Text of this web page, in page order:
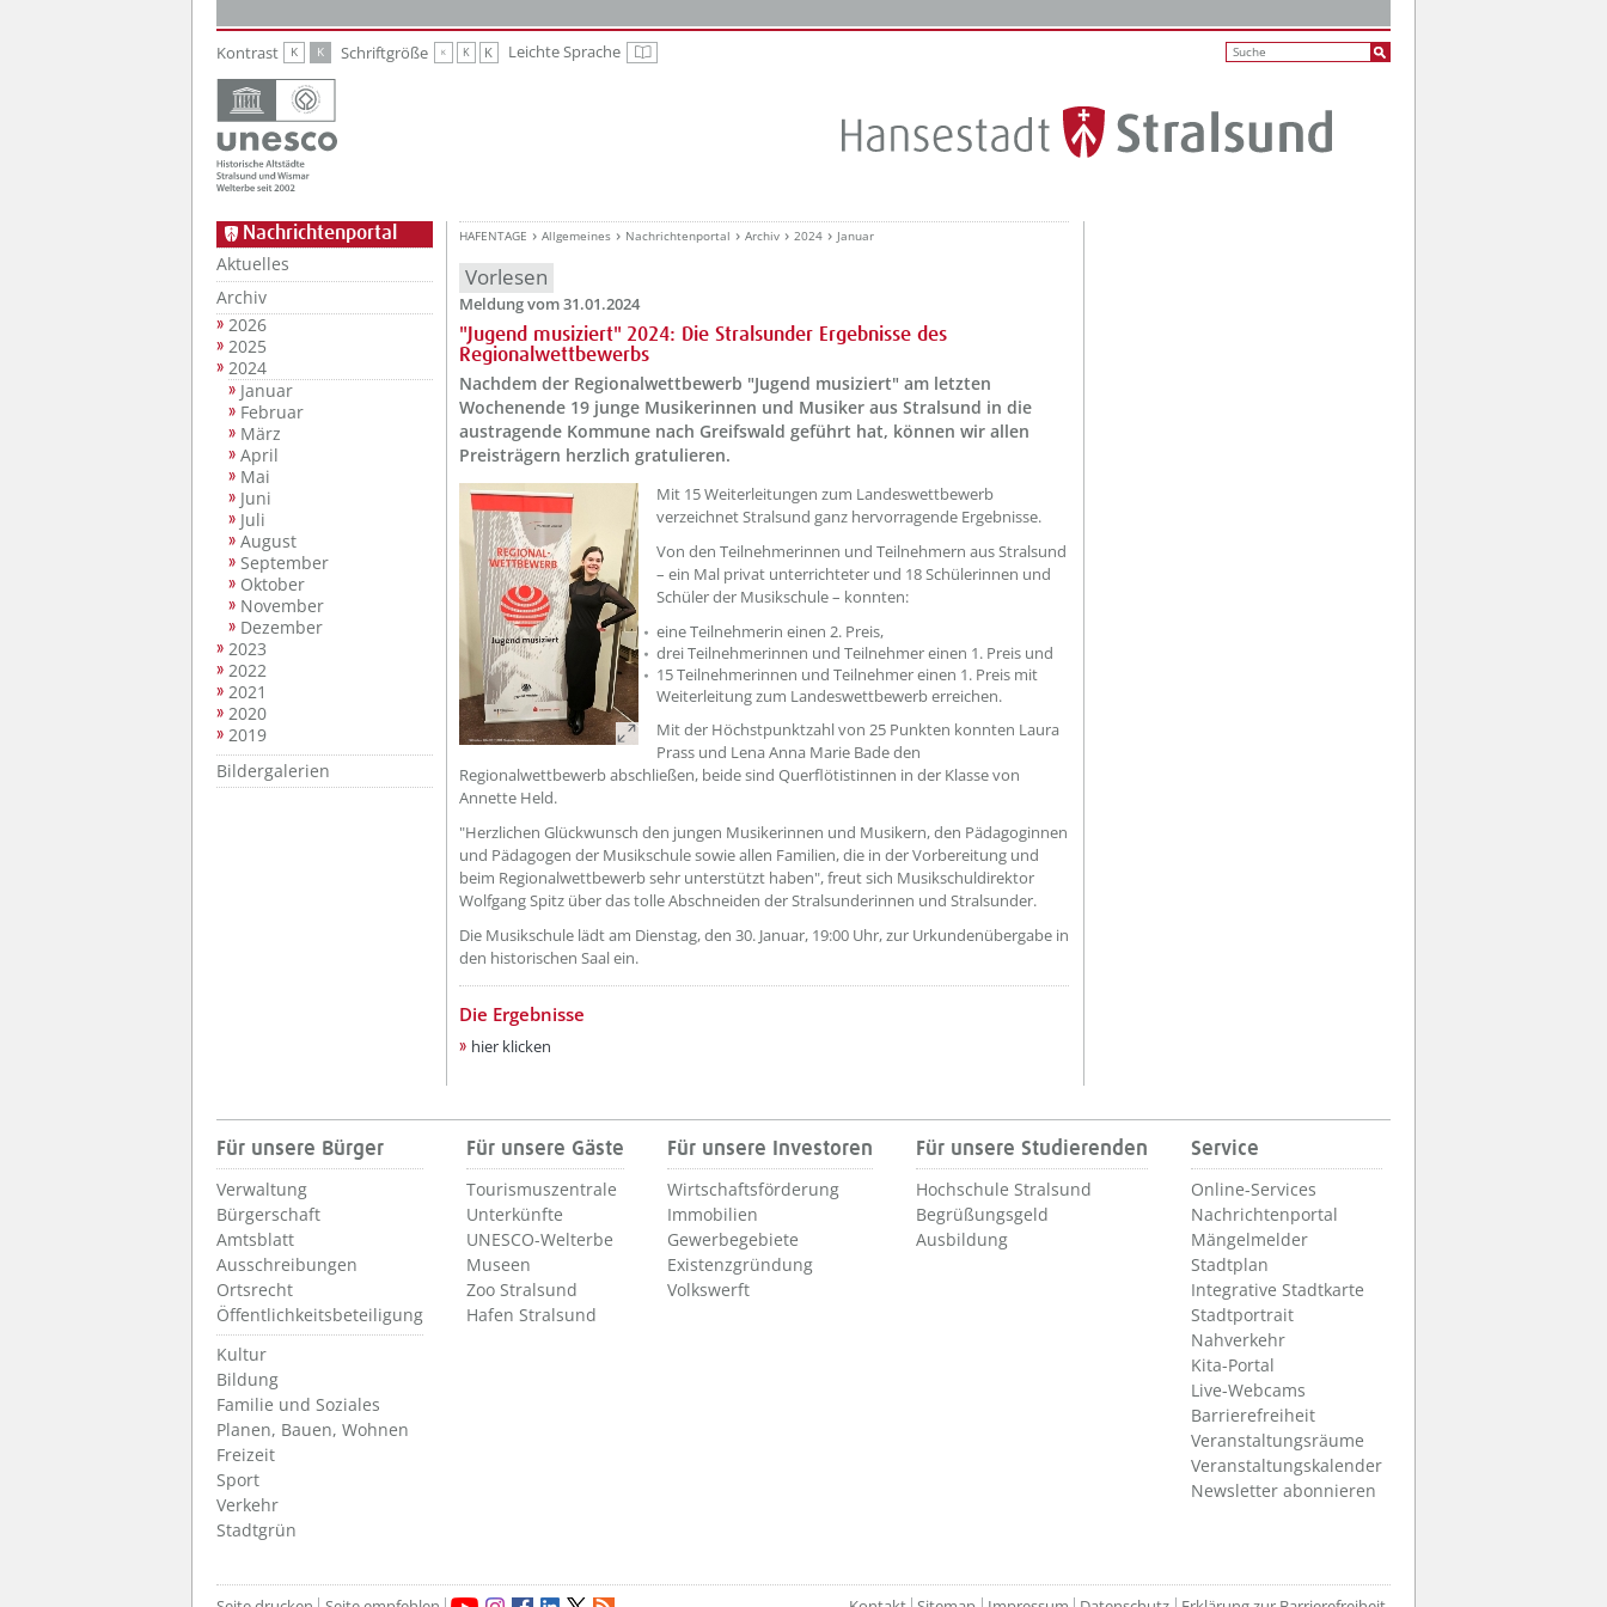
Kontrast K K Schriftgröße K K K Leichte Sprache Leichte Sprache
Nachrichtenportal
Aktuelles
Archiv
2026
2025
2024
Januar
Februar
März
April
Mai
Juni
Juli
August
September
Oktober
November
Dezember
2023
2022
2021
2020
2019
Bildergalerien
HAFENTAGE Allgemeines Nachrichtenportal Archiv 2024 Januar
Vorlesen
Meldung vom 31.01.2024
"Jugend musiziert" 2024: Die Stralsunder Ergebnisse des
Regionalwettbewerbs
Nachdem der Regionalwettbewerb "Jugend musiziert" am letzten
Wochenende 19 junge Musikerinnen und Musiker aus Stralsund in die
austragende Kommune nach Greifswald geführt hat, können wir allen
Preisträgern herzlich gratulieren.
??? absaetzeOben[1]/titel ???
Mit 15 Weiterleitungen zum Landeswettbewerb
verzeichnet Stralsund ganz hervorragende Ergebnisse.
Von den Teilnehmerinnen und Teilnehmern aus Stralsund
– ein Mal privat unterrichteter und 18 Schülerinnen und
Schüler der Musikschule – konnten:
eine Teilnehmerin einen 2. Preis,
drei Teilnehmerinnen und Teilnehmer einen 1. Preis und
15 Teilnehmerinnen und Teilnehmer einen 1. Preis mit
Weiterleitung zum Landeswettbewerb erreichen.
Mit der Höchstpunktzahl von 25 Punkten konnten Laura
Prass und Lena Anna Marie Bade den
Regionalwettbewerb abschließen, beide sind Querflötistinnen in der Klasse von
Annette Held.
"Herzlichen Glückwunsch den jungen Musikerinnen und Musikern, den Pädagoginnen
und Pädagogen der Musikschule sowie allen Familien, die in der Vorbereitung und
beim Regionalwettbewerb sehr unterstützt haben", freut sich Musikschuldirektor
Wolfgang Spitz über das tolle Abschneiden der Stralsunderinnen und Stralsunder.
Die Musikschule lädt am Dienstag, den 30. Januar, 19:00 Uhr, zur Urkundenübergabe in
den historischen Saal ein.
Die Ergebnisse
hier klicken
Für unsere Bürger
Verwaltung
Bürgerschaft
Amtsblatt
Ausschreibungen
Ortsrecht
Öffentlichkeitsbeteiligung
Kultur
Bildung
Familie und Soziales
Planen, Bauen, Wohnen
Freizeit
Sport
Verkehr
Stadtgrün
Für unsere Gäste
Tourismuszentrale
Unterkünfte
UNESCO-Welterbe
Museen
Zoo Stralsund
Hafen Stralsund
Für unsere Investoren
Wirtschaftsförderung
Immobilien
Gewerbegebiete
Existenzgründung
Volkswerft
Für unsere Studierenden
Hochschule Stralsund
Begrüßungsgeld
Ausbildung
Service
Online-Services
Nachrichtenportal
Mängelmelder
Stadtplan
Integrative Stadtkarte
Stadtportrait
Nahverkehr
Kita-Portal
Live-Webcams
Barrierefreiheit
Veranstaltungsräume
Veranstaltungskalender
Newsletter abonnieren